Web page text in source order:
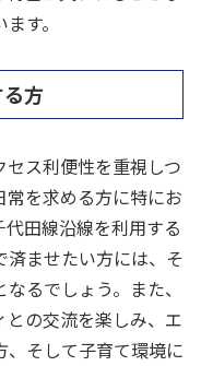
す。
方
ス利便性を重視しつ
を求める方に特にお
田線沿線を利用する
ませたい方には、そ
るでしょう。また、
の交流を楽しみ、エ
、そして子育て環境に